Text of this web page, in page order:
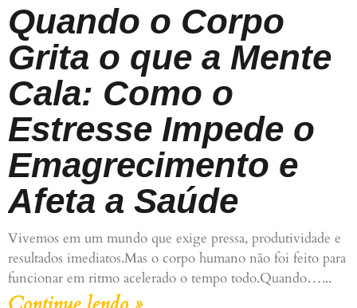
Quando o Corpo
Grita o que a Mente
Cala: Como o
Estresse Impede o
Emagrecimento e
Afeta a Saúde
Vivemos em um mundo que exige pressa, produtividade e
resultados imediatos.Mas o corpo humano não foi feito para
funcionar em ritmo acelerado o tempo todo.Quando…